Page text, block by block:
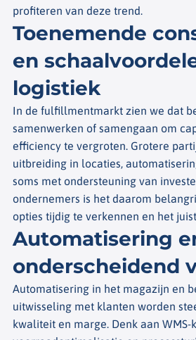
profiteren van deze trend.
Toenemende
en
logistiek
In de fulfillmentmarkt zien we dat
samenwerken of samengaan om
efficiency te vergroten. Grotere
uitbreiding in locaties,
soms met ondersteuning van
ondernemers is het daarom
opties tijdig te verkennen en het
Automatisering
onderscheidend
Automatisering in het magazijn en
uitwisseling met klanten worden
kwaliteit en marge. Denk aan WMS-